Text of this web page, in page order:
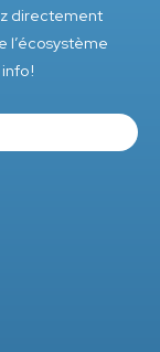
directement
l’écosystème
!